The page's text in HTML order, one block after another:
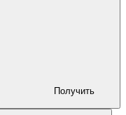
Получить